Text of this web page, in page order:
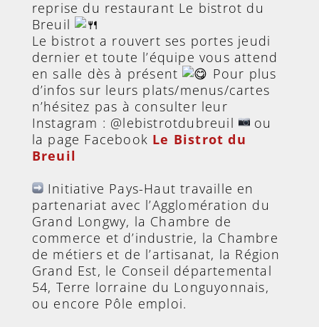
reprise du restaurant Le bistrot du
Breuil
Le bistrot a rouvert ses portes jeudi
dernier et toute l’équipe vous attend
en salle dès à présent
Pour plus
d’infos sur leurs plats/menus/cartes
n’hésitez pas à consulter leur
Instagram : @lebistrotdubreuil
ou
la page Facebook Le Bistrot du
Breuil
Initiative Pays-Haut travaille en
partenariat avec l’Agglomération du
Grand Longwy, la Chambre de
commerce et d’industrie, la Chambre
de métiers et de l’artisanat, la Région
Grand Est, le Conseil départemental
54, Terre lorraine du Longuyonnais,
ou encore Pôle emploi.